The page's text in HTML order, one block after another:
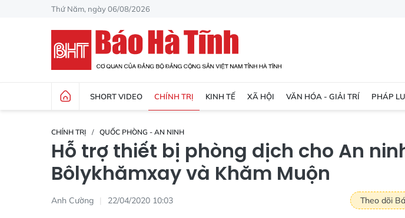
Thứ Năm, ngày 06/08/2026
SHORT VIDEO CHÍNH TRỊ KINH TẾ XÃ HỘI VĂN HÓA - GIẢI TRÍ PHÁP
CHÍNH TRỊ QUỐC PHÒNG - AN NINH
Hỗ trợ thiết bị phòng dịch cho An
Bôlykhămxay và Khăm Muộn
Anh Cường 22/04/2020 10:03 Theo dõi